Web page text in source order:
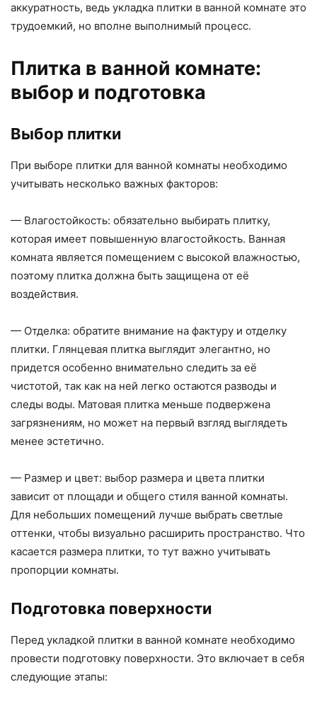
аккуратность, ведь укладка плитки в ванной комнате это
трудоемкий, но вполне выполнимый процесс.
Плитка в ванной комнате:
выбор и подготовка
Выбор плитки
При выборе плитки для ванной комнаты необходимо
учитывать несколько важных факторов:
— Влагостойкость: обязательно выбирать плитку,
которая имеет повышенную влагостойкость. Ванная
комната является помещением с высокой влажностью,
поэтому плитка должна быть защищена от её
воздействия.
— Отделка: обратите внимание на фактуру и отделку
плитки. Глянцевая плитка выглядит элегантно, но
придется особенно внимательно следить за её
чистотой, так как на ней легко остаются разводы и
следы воды. Матовая плитка меньше подвержена
загрязнениям, но может на первый взгляд выглядеть
менее эстетично.
— Размер и цвет: выбор размера и цвета плитки
зависит от площади и общего стиля ванной комнаты.
Для небольших помещений лучше выбрать светлые
оттенки, чтобы визуально расширить пространство. Что
касается размера плитки, то тут важно учитывать
пропорции комнаты.
Подготовка поверхности
Перед укладкой плитки в ванной комнате необходимо
провести подготовку поверхности. Это включает в себя
следующие этапы: